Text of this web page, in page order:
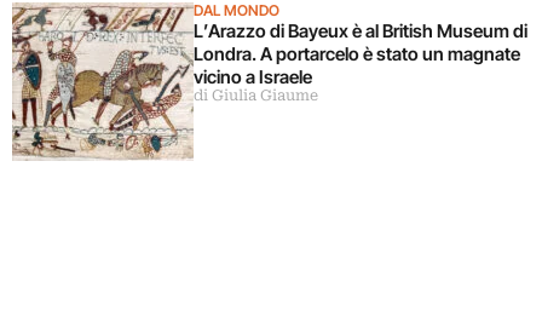
DAL MONDO
L’Arazzo di Bayeux è al British Museum di
Londra. A portarcelo è stato un magnate
vicino a Israele
di Giulia Giaume